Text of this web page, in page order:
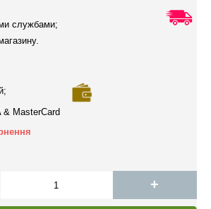
службами;
MasterCard
+